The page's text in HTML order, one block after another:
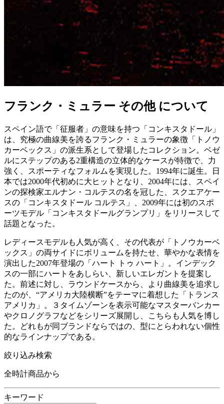
フランク・ミュラー その他 について
スペイン語で「征服者」の意味を持つ「コンキスタドール」
は、究極の曲線美を誇るフランク・ミュラーの象徴「トノウ
カーベックス」の派生系として登場したコレクション。ベゼ
ルにステップのある2重構造の立体的なケースが特徴で、力
強く、スポーティなフォルムを実現した。1994年に誕生。日
本では2000年代初めに大ヒットとなり、2004年には、スペイ
ンの探検家エルナン・コルテスの名を冠した、スクエアケー
スの「コンキスタドール コルテス」、2009年には初のスポ
ーツモデル「コンキスタドールグランプリ」をリリースして
話題となった。
レディースモデルも人気が高く、その代表が「トノウカーベ
ックス」の両サイドにボリュームを持たせ、華やかな表情を
演出した2007年登場の「ハート トゥ ハート」。インデック
スの一部にハートをあしらい、新しいエレガントを提案し
た。前述に対し、ラウンドケースから、より曲線美を追求し
たのが、“アメリカ大陸横断”をテーマに着想した「トランス
アメリカ」。３タイムゾーンを表示可能なマスターバンカー
やクロノグラフなどをシリーズ展開し、こちらも人気を博し
た。どれもが同ブランドならではの、型にとらわれない個性
的なラインナップである。
絞り込み検索
全時計商品から
キーワード